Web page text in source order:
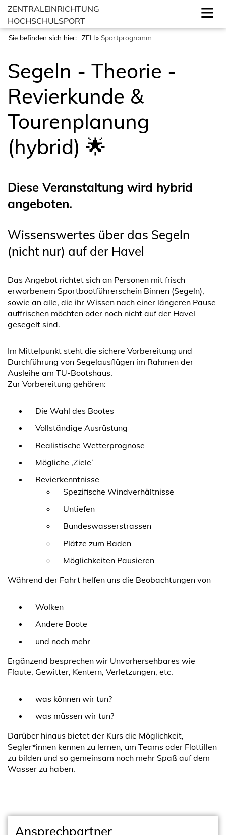
ZENTRALEINRICHTUNG
HOCHSCHULSPORT
Sie befinden sich hier: ZEH Sportprogramm
Segeln - Theorie -
Revierkunde &
Tourenplanung
(hybrid) 🌟
Diese Veranstaltung wird hybrid
angeboten.
Wissenswertes über das Segeln
(nicht nur) auf der Havel
Das Angebot richtet sich an Personen mit frisch
erworbenem Sportbootführerschein Binnen (Segeln),
sowie an alle, die ihr Wissen nach einer längeren Pause
auffrischen möchten oder noch nicht auf der Havel
gesegelt sind.
Im Mittelpunkt steht die sichere Vorbereitung und
Durchführung von Segelausflügen im Rahmen der
Ausleihe am TU-Bootshaus.
Zur Vorbereitung gehören:
Die Wahl des Bootes
Vollständige Ausrüstung
Realistische Wetterprognose
Mögliche ‚Ziele‘
Revierkenntnisse
Spezifische Windverhältnisse
Untiefen
Bundeswasserstrassen
Plätze zum Baden
Möglichkeiten Pausieren
Während der Fahrt helfen uns die Beobachtungen von
Wolken
Andere Boote
und noch mehr
Ergänzend besprechen wir Unvorhersehbares wie
Flaute, Gewitter, Kentern, Verletzungen, etc.
was können wir tun?
was müssen wir tun?
Darüber hinaus bietet der Kurs die Möglichkeit,
Segler*innen kennen zu lernen, um Teams oder Flottillen
zu bilden und so gemeinsam noch mehr Spaß auf dem
Wasser zu haben.
Ansprechpartner